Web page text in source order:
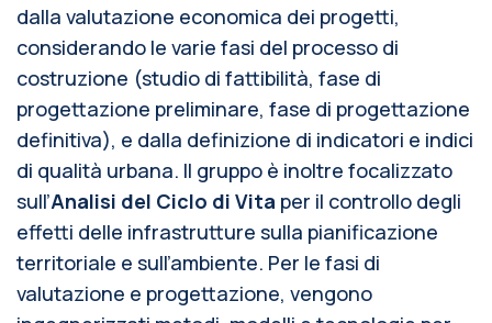
dalla valutazione economica dei progetti,
considerando le varie fasi del processo di
costruzione (studio di fattibilità, fase di
progettazione preliminare, fase di progettazione
definitiva), e dalla definizione di indicatori e indici
di qualità urbana. Il gruppo è inoltre focalizzato
sull’Analisi del Ciclo di Vita per il controllo degli
effetti delle infrastrutture sulla pianificazione
territoriale e sull’ambiente. Per le fasi di
valutazione e progettazione, vengono